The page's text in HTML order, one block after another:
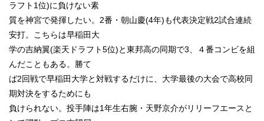
ラフト1位)に負けない素
質を神宮で発揮したい。2番・朝山慶(4年)も代表決定戦2試合連続
安打。こちらは早稲田大
学の吉納翼(楽天ドラフト5位)と東邦高の同期で3、４番コンビを組
んだこともある。勝て
ば2回戦で早稲田大学と対戦するだけに、大学最後の大会で高校同
期対決をするためにも
負けられない。投手陣は1年生右腕・天野京介がリリーフエースと